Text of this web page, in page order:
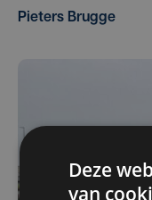
Pieters Brugge
Deze
van